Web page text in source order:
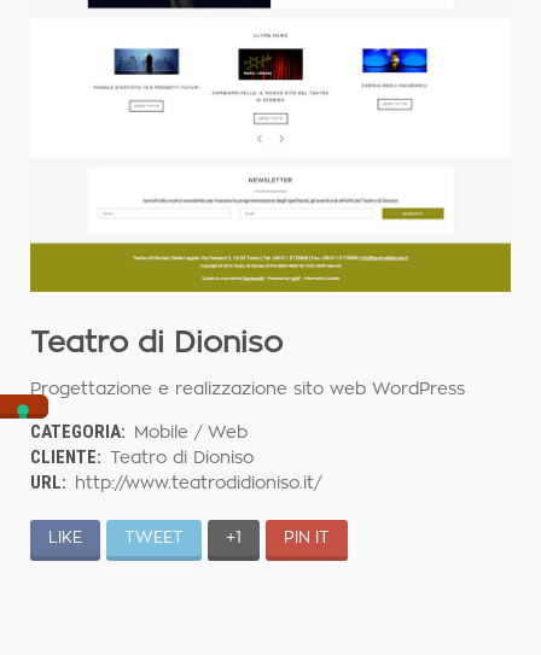
Teatro di Dioniso
Progettazione e realizzazione sito web WordPress
CATEGORIA: Mobile / Web
CLIENTE: Teatro di Dioniso
URL: http://www.teatrodidioniso.it/
LIKE TWEET +1 PIN IT